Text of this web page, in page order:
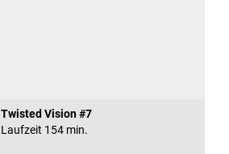
Twisted Vision #7
Laufzeit 154 min.